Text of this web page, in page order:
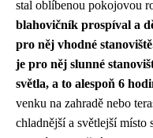
stal oblíbenou pokojovou
blahovičník prospíval a
pro něj vhodné
je pro něj slunné
světla, a to alespoň 6
venku na zahradě nebo
chladnější a světlejší